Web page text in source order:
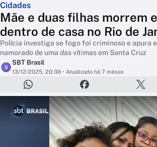
Cidades
Mãe e duas filhas morrem
dentro de casa no Rio de
Polícia investiga se fogo foi criminoso e apura
namorado de uma das vítimas em Santa Cruz
S
SBT Brasil
13/12/2025, 20:38 • Atualizado há 7 mêses